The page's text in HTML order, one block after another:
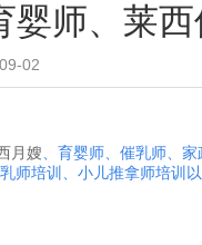
婴师、莱
02
月嫂 、育婴师、催乳师、 家
师培训、小儿推拿师培训